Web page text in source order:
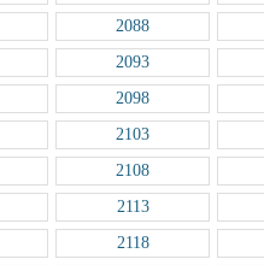
2088
2093
2098
2103
2108
2113
2118